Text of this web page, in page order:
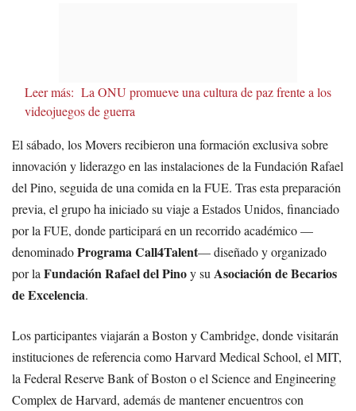
Leer más: La ONU promueve una cultura de paz frente a los
videojuegos de guerra
El sábado, los Movers recibieron una formación exclusiva sobre
innovación y liderazgo en las instalaciones de la Fundación Rafael
del Pino, seguida de una comida en la FUE. Tras esta preparación
previa, el grupo ha iniciado su viaje a Estados Unidos, financiado
por la FUE, donde participará en un recorrido académico —
denominadoPrograma Call4Talent— diseñado y organizado
por la Fundación Rafael del Pinoy su Asociación de Becarios
de Excelencia.
Los participantes viajarán a Boston y Cambridge, donde visitarán
instituciones de referencia como Harvard Medical School, el MIT,
la Federal Reserve Bank of Boston o el Science and Engineering
Complex de Harvard, además de mantener encuentros con